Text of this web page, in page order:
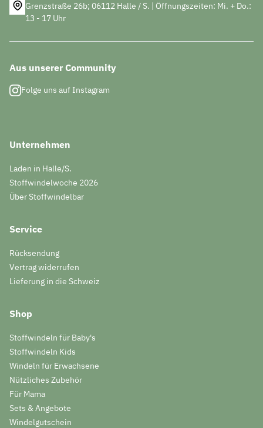
Grenzstraße 26b; 06112 Halle / S. | Öffnungszeiten: Mi. + Do.:
13 - 17 Uhr
Aus unserer Community
Folge uns auf Instagram
Unternehmen
Laden in Halle/S.
Stoffwindelwoche 2026
Über Stoffwindelbar
Service
Rücksendung
Vertrag widerrufen
Lieferung in die Schweiz
Shop
Stoffwindeln für Baby's
Stoffwindeln Kids
Windeln für Erwachsene
Nützliches Zubehör
Für Mama
Sets & Angebote
Windelgutschein